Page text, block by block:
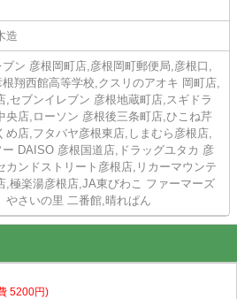
造
ブン 彦根岡町店,彦根岡町郵便局,彦根口,
翔西館高等学校,クスリのアオキ 岡町店,
,セブンイレブン 彦根地蔵町店,スギドラ
央店,ローソン 彦根後三条町店,ひこね芹
め店,フタバヤ彦根東店,しまむら彦根店,
DAISO 彦根国道店,ドラッグユタカ 彦
カンドストリート彦根店,リカーマウンテ
,極楽湯彦根店,JA東びわこ ファーマーズ
やさいの里 二番館,晴れぱん
5200円)